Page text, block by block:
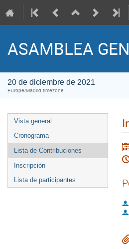
ASAMBLEA
20 de diciembre de 2021
Europe/Madrid timezone
Vista general
Cronograma
Lista de Contribuciones
Inscripción
Lista de participantes